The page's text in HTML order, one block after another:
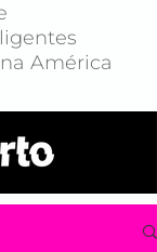
América